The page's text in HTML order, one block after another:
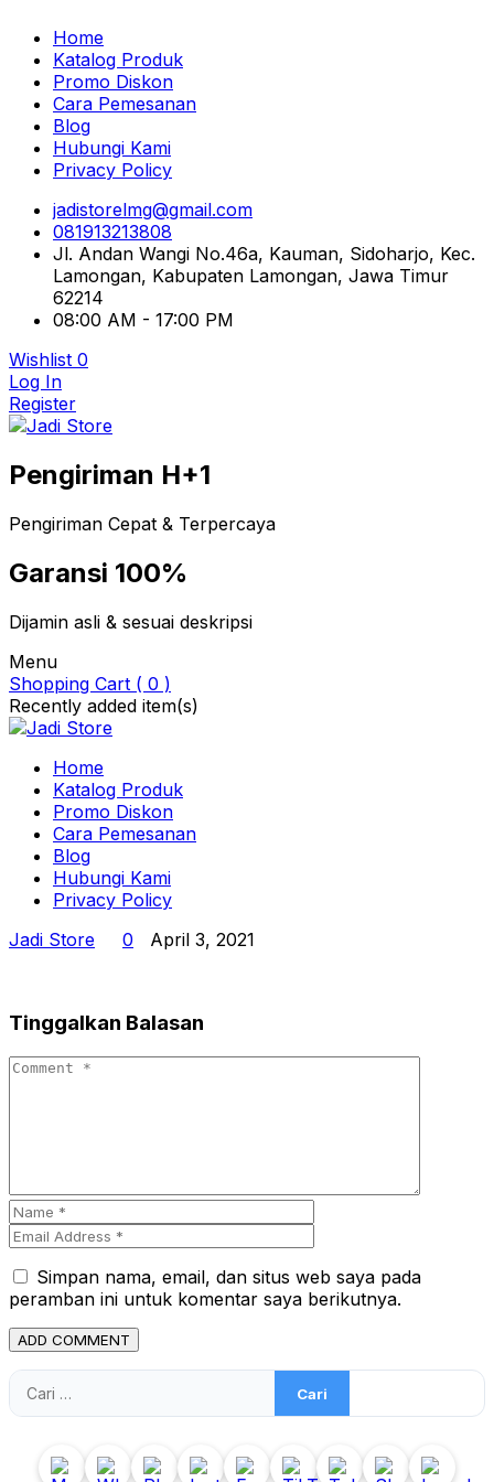
Home
Katalog Produk
Promo Diskon
Cara Pemesanan
Blog
Hubungi Kami
Privacy Policy
jadistorelmg@gmail.com
081913213808
Jl. Andan Wangi No.46a, Kauman, Sidoharjo, Kec.
Lamongan, Kabupaten Lamongan, Jawa Timur
62214
08:00 AM - 17:00 PM
Wishlist 0
Log In
Register
Pusat Aksesoris HP, Komputer & Produk Unik di
Lamongan
Pengiriman H+1
Pengiriman Cepat & Terpercaya
Garansi 100%
Dijamin asli & sesuai deskripsi
Menu
Shopping Cart ( 0 )
Recently added item(s)
Home
Katalog Produk
Promo Diskon
Cara Pemesanan
Blog
Hubungi Kami
Privacy Policy
Jadi Store
0 April 3, 2021
Tinggalkan Balasan
Simpan nama, email, dan situs web saya pada
peramban ini untuk komentar saya berikutnya.
Cari
untuk: